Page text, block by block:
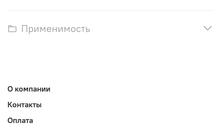
Применимость
О компании
Контакты
Оплата